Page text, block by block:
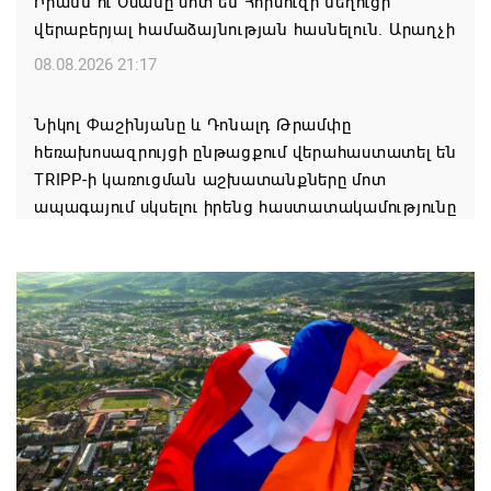
վերաբերյալ համաձայնության հասնելուն. Արաղչի
08.08.2026 21:17
Նիկոլ Փաշինյանը և Դոնալդ Թրամփը
հեռախոսազրույցի ընթացքում վերահաստատել են
TRIPP-ի կառուցման աշխատանքները մոտ
ապագայում սկսելու իրենց հաստատակամությունը
Փաշինյանն ու Ալիևը հեռախոսազրույց են ունեցել․
քննարկվել է TRIPP երթուղու նախագծի
իրականացումը
08.08.2026 12:32
Մաքսիմ Հակոբյանն այսօր կդառնար 77
տարեկան